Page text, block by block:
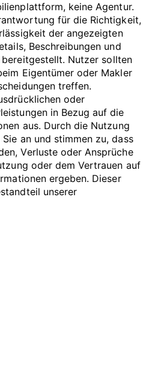
keine Agentur.
für die Richtigkeit,
der angezeigten
Beschreibungen und
Nutzer sollten
Eigentümer oder Makler
treffen.
oder
in Bezug auf die
aus. Durch die Nutzung
an und stimmen zu, dass
Verluste oder Ansprüche
oder dem Vertrauen auf
ergeben. Dieser
unserer